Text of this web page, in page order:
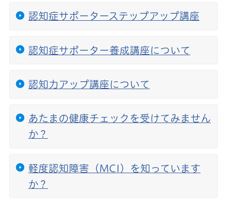
認知症サポーターステップアップ講座
認知症サポーター養成講座について
認知力アップ講座について
あたまの健康チェックを受けてみません
か？
軽度認知障害（MCI）を知っています
か？